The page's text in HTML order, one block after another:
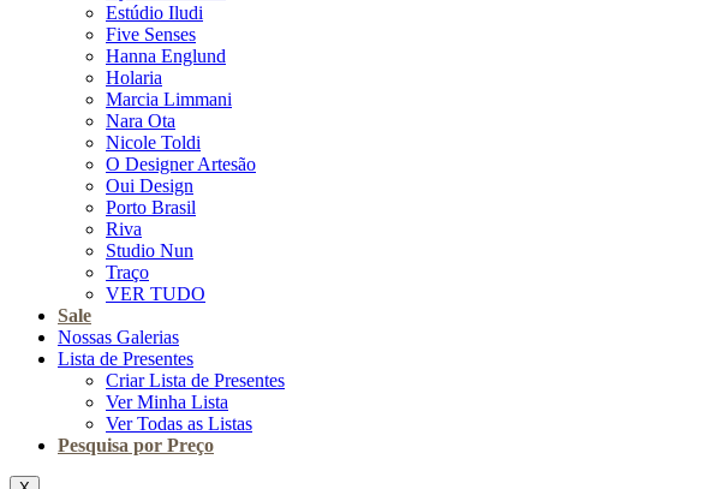
Estúdio Iludi
Five Senses
Hanna Englund
Holaria
Marcia Limmani
Nara Ota
Nicole Toldi
O Designer Artesão
Oui Design
Porto Brasil
Riva
Studio Nun
Traço
VER TUDO
Sale
Nossas Galerias
Lista de Presentes
Criar Lista de Presentes
Ver Minha Lista
Ver Todas as Listas
Pesquisa por Preço